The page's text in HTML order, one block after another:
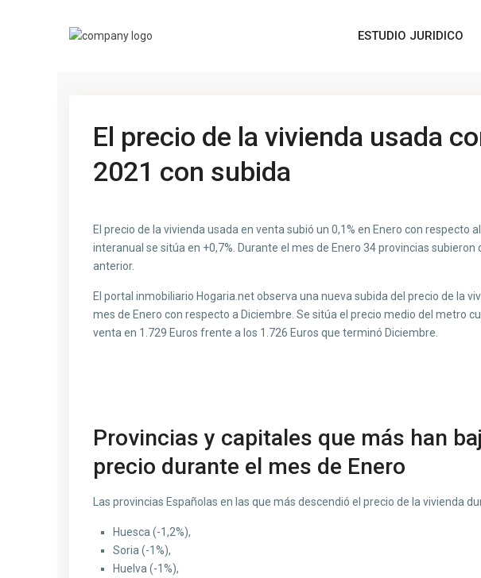
ESTUDIO JURIDICO
El precio de la vivienda usada
2021 con subida
El precio de la vivienda usada en venta subió un 0,1% en Enero con respecto
interanual se sitúa en +0,7%. Durante el mes de Enero 34 provincias
anterior.
El portal inmobiliario Hogaria.net observa una nueva subida del precio de la
mes de Enero con respecto a Diciembre. Se sitúa el precio medio del metro
venta en 1.729 Euros frente a los 1.726 Euros que terminó Diciembre.
Provincias y capitales que más han
precio durante el mes de Enero
Las provincias Españolas en las que más descendió el precio de la vivienda
Huesca (-1,2%),
Soria (-1%),
Huelva (-1%),